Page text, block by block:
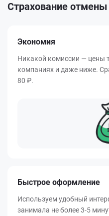
Страхование
Экономия
Никакой комиссии — цены
компаниях и даже ниже.
80 ₽.
Быстрое оформление
Используем удобный
занимала не более 3-5